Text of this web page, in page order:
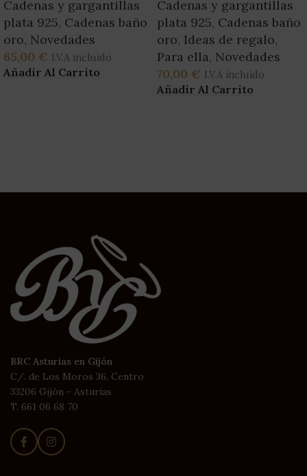
Cadenas y gargantillas
plata 925, Cadenas baño
oro, Novedades
65,00 € I.V.A incluido
Añadir Al Carrito
Cadenas y gargantillas
plata 925, Cadenas baño
oro, Ideas de regalo,
Para ella, Novedades
70,00 € I.V.A incluido
Añadir Al Carrito
BRC Asturias en Gijón
C/. de Los Moros 36, Centro
33206 Gijón - Asturias
T. 661 06 68 70